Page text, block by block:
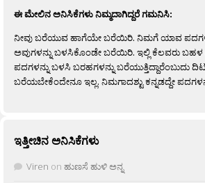
ಈ ಮೇಲಿನ ಅನಿಸಿಕೆಗಳು ನಿಮ್ಮದಾಗಿದ್ದರೆ ಗಮನಿಸಿ:
ನೀವು ಬರೆಯುವ ಹಾಗೆಯೇ ಬರೆಯಿರಿ. ನಿಮಗೆ ಯಾವ
ಅವುಗಳನ್ನು ಬಳಸಿಕೊಂಡೇ ಬರೆಯಿರಿ. ಇಲ್ಲಿ ಕೆಲವರು ಬಹಳ
ಪದಗಳನ್ನು ಬಳಸಿ ಬರಹಗಳನ್ನು ಬರೆಯುತ್ತಿದ್ದಾರೆಂಬುದು
ಬರೆಯಬೇಕೆಂದೇನೂ ಇಲ್ಲ. ನಿಮಗಾದಶ್ಟು ಕನ್ನಡದ್ದೇ
ಇತ್ತೀಚಿನ ಅನಿಸಿಕೆಗಳು
Viren on ಹುಣಸೆ ಹುಳಿ ಅನ್ನ